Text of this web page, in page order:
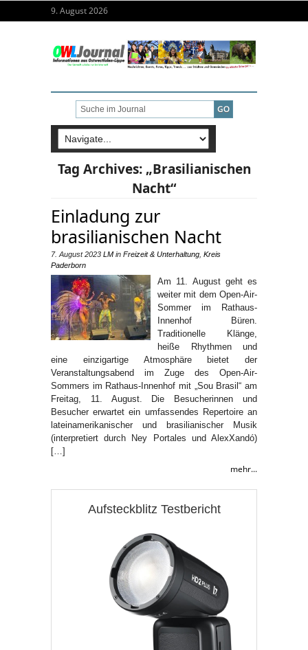
9. August 2026
Tag Archives: „Brasilianischen
Nacht“
Einladung zur
brasilianischen Nacht
7. August 2023 LM in Freizeit & Unterhaltung Kreis
Paderborn
Am 11. August geht es
weiter mit dem Open-Air-
Sommer im Rathaus-
Innenhof Büren.
Traditionelle Klänge,
heiße Rhythmen und
eine einzigartige Atmosphäre bietet der
Veranstaltungsabend im Zuge des Open-Air-
Sommers im Rathaus-Innenhof mit „Sou Brasil“ am
Freitag, 11. August. Die Besucherinnen und
Besucher erwartet ein umfassendes Repertoire an
lateinamerikanischer und brasilianischer Musik
(interpretiert durch Ney Portales und AlexXandó)
[…]
mehr...
Aufsteckblitz Testbericht